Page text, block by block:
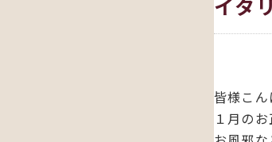
皆様こん
１月の